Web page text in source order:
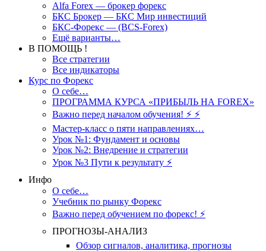
Alfa Forex — брокер форекс
БКС Брокер — БКС Мир инвестиций
БКС-Форекс — (BCS-Forex)
Ещё варианты…
В ПОМОЩЬ !
Все стратегии
Все индикаторы
Курс по Форекс
О себе…
ПРОГРАММА КУРСА «ПРИБЫЛЬ НА FOREX»
Важно перед началом обучения! ⚡ ⚡
Мастер-класс о пяти направлениях…
Урок №1: Фундамент и основы
Урок №2: Внедрение и стратегии
Урок №3 Пути к результату ⚡️
Инфо
О себе…
Учебник по рынку Форекс
Важно перед обучением по форекс! ⚡
ПРОГНОЗЫ-АНАЛИЗ
Обзор сигналов, аналитика, прогнозы